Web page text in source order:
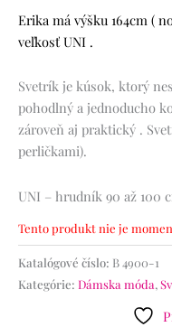
Erika má výšku 164cm (
veľkosť UNI .
Svetrík je kúsok, ktorý
pohodlný a jednoducho
zároveň aj praktický .
perličkami).
UNI – hrudník 90 až 100
Tento produkt nie je
Katalógové číslo: B 4900-1
Kategórie: Dámska móda,